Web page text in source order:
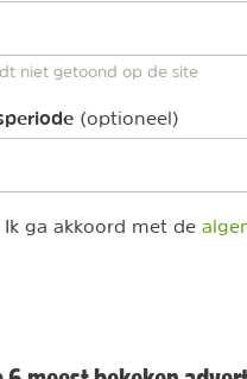
niet getoond op de site
(optioneel)
Ik ga akkoord met de